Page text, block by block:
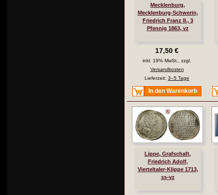
Mecklenburg,
Mecklenburg-Schwerin,
Friedrich Franz II., 3
Pfennig 1863, vz
17,50 €
inkl. 19% MwSt., zzgl.
Versandkosten
Lieferzeit: 3–5 Tage
In den Warenkorb
Lippe, Grafschaft,
Friedrich Adolf,
Vierteltaler-Klippe 1713,
ss-vz